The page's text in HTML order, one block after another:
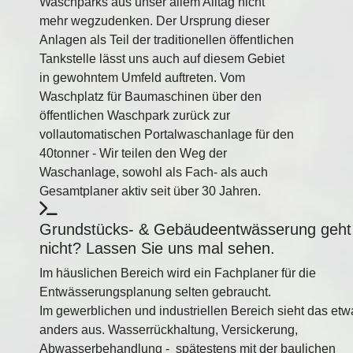
mehr wegzudenken. Der Ursprung dieser
Anlagen als Teil der traditionellen öffentlichen
Tankstelle lässt uns auch auf diesem Gebiet
in gewohntem Umfeld auftreten. Vom
Waschplatz für Baumaschinen über den
öffentlichen Waschpark zurück zur
vollautomatischen Portalwaschanlage für den
40tonner - Wir teilen den Weg der
Waschanlage, sowohl als Fach- als auch
Gesamtplaner aktiv seit über 30 Jahren.
Grundstücks- & Gebäudeentwässerung geht
nicht? Lassen Sie uns mal sehen.
Im häuslichen Bereich wird ein Fachplaner für die
Entwässerungsplanung selten gebraucht.
Im gewerblichen und industriellen Bereich sieht das
anders aus. Wasserrückhaltung, Versickerung,
Abwasserbehandlung - spätestens mit der baulichen